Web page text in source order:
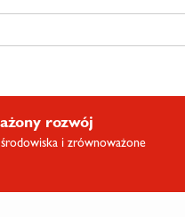
rozwój
środowiska i zrównoważone